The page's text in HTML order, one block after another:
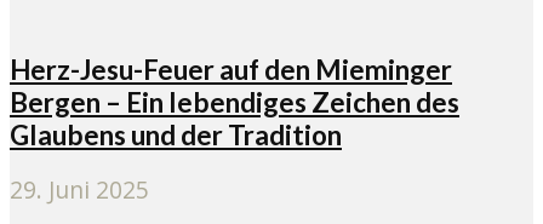
Herz-Jesu-Feuer auf den Mieminger
Bergen – Ein lebendiges Zeichen des
Glaubens und der Tradition
29. Juni 2025